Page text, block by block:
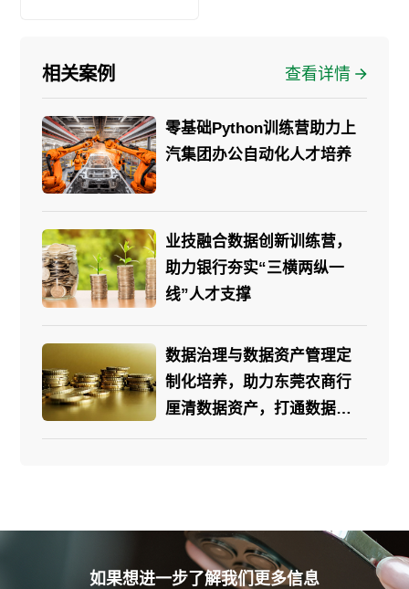
相关案例 查看详情
零基础Python训练营助力上
汽集团办公自动化人才培养
业技融合数据创新训练营，
助力银行夯实“三横两纵一
线”人才支撑
数据治理与数据资产管理定
制化培养，助力东莞农商行
厘清数据资产，打通数据孤
岛
如果想进一步了解我们更多信息